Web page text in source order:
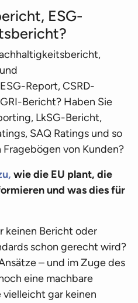
ESG-
Report, CSRD-
Bericht? Haben Sie
LkSG-Bericht,
SAQ Ratings und so
von Kunden?
wie die EU plant, die
und was dies für
keinen Bericht oder
schon gerecht wird?
– und im Zuge des
eine machbare
vielleicht gar keinen